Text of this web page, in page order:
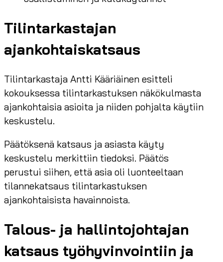
Tilintarkastajan
ajankohtaiskatsaus
Tilintarkastaja Antti Kääriäinen esitteli
kokouksessa tilintarkastuksen näkökulmasta
ajankohtaisia asioita ja niiden pohjalta käytiin
keskustelu.
Päätöksenä katsaus ja asiasta käyty
keskustelu merkittiin tiedoksi. Päätös
perustui siihen, että asia oli luonteeltaan
tilannekatsaus tilintarkastuksen
ajankohtaisista havainnoista.
Talous- ja hallintojohtajan
katsaus työhyvinvointiin ja